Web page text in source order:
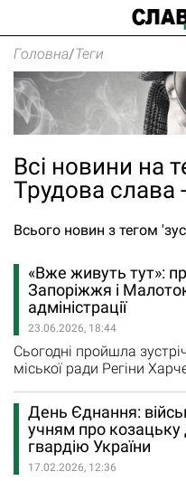
Головна/Теги
Всі новини на
Трудова слава
Всього новин з тегом
«Вже живуть тут»:
Запоріжжя і
адміністрації
23.06.2026, 18:44
Сьогодні пройшла
міської ради Регіни
Наталії Жихар. Про це
«Мала Токмачка —
російській агресії.
й захопити вже понад
війни.…
День Єднання:
учням про козацьку
гвардію України
17.02.2026, 12:36